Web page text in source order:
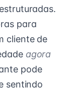
para
cliente de
agora
pode
sentindo